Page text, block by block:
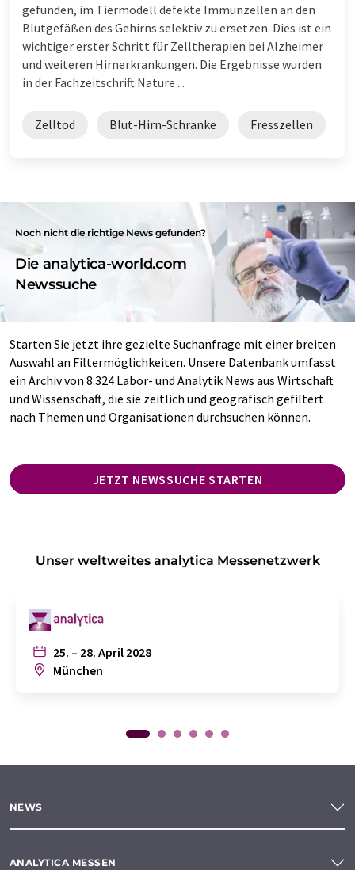
gefunden, im Tiermodell defekte Immunzellen an den
Blutgefäßen des Gehirns selektiv zu ersetzen. Dies ist ein
wichtiger erster Schritt für Zelltherapien bei Alzheimer
und weiteren Hirnerkrankungen. Die Ergebnisse wurden
in der Fachzeitschrift Nature ...
Zelltod Blut-Hirn-Schranke Fresszellen
Noch nicht die richtige News gefunden?
Die analytica-world.com
Newssuche
Starten Sie jetzt ihre gezielte Suchanfrage mit einer breiten
Auswahl an Filtermöglichkeiten. Unsere Datenbank umfasst
ein Archiv von 8.324 Labor- und Analytik News aus Wirtschaft
und Wissenschaft, die sie zeitlich und geografisch gefiltert
nach Themen und Organisationen durchsuchen können.
JETZT NEWSSUCHE STARTEN
Unser weltweites analytica Messenetzwerk
25. – 28. April 2028
München
NEWS
ANALYTICA MESSEN